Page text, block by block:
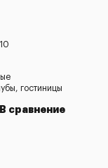
гостиницы
В сравнение